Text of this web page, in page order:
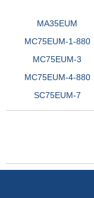
MA35EUM
MC75EUM-1-880
MC75EUM-3
MC75EUM-4-880
SC75EUM-7